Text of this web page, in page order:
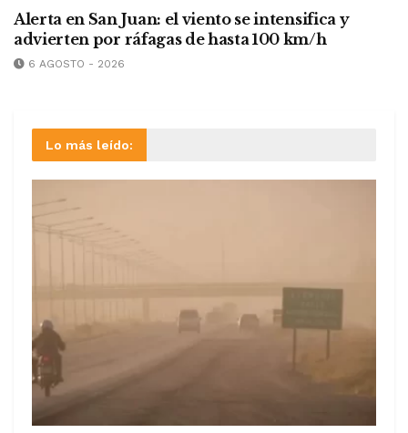
Alerta en San Juan: el viento se intensifica y
advierten por ráfagas de hasta 100 km/h
6 AGOSTO - 2026
Lo más leído: